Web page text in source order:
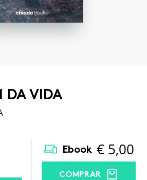
DA VIDA
Ebook € 5,00
COMPRAR